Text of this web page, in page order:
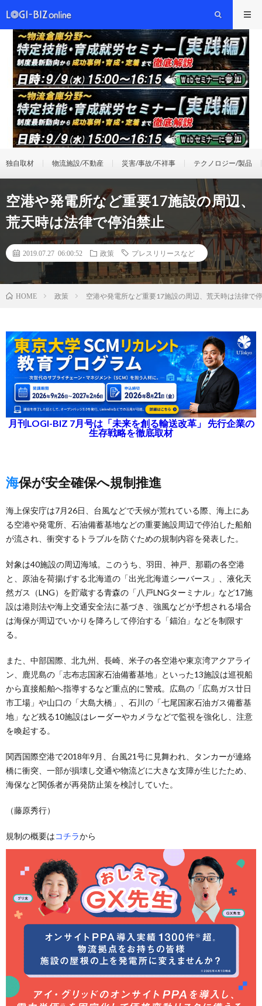
独自取材 物流施設/不動産 災害/事故/不祥事 テクノロジー/製品
空港や発電所など重要17施設の周辺、
荒天時は法律で停泊禁止
2019.07.27 06:00:52 政策 プレスリリースなど
HOME 政策 空港や発電所など重要17施設の周辺、荒天時は法律で
月刊LOGI-BIZ 7月号は「未来を創る輸送改革」 先行企業の
生存戦略を徹底取材
海保が安全確保へ規制推進
海上保安庁は7月26日、台風などで天候が荒れている際、海上にあ
る空港や発電所、石油備蓄基地などの重要施設周辺で停泊した船舶
が流され、衝突するトラブルを防ぐための規制内容を発表した。
対象は40施設の周辺海域。このうち、羽田、神戸、那覇の各空港
と、原油を荷揚げする北海道の「出光北海道シーバース」、液化天
然ガス（LNG）を貯蔵する青森の「八戸LNGターミナル」など17施
設は港則法や海上交通安全法に基づき、強風などが予想される場合
は海保が周辺でいかりを降ろして停泊する「錨泊」などを制限す
る。
また、中部国際、北九州、長崎、米子の各空港や東京湾アクアライ
ン、鹿児島の「志布志国家石油備蓄基地」といった13施設は巡視船
から直接船舶へ指導するなど重点的に警戒。広島の「広島ガス廿日
市工場」や山口の「大島大橋」、石川の「七尾国家石油ガス備蓄基
地」など残る10施設はレーダーやカメラなどで監視を強化し、注意
を喚起する。
関西国際空港で2018年9月、台風21号に見舞われ、タンカーが連絡
橋に衝突、一部が損壊し交通や物流どに大きな支障が生じたため、
海保など関係者が再発防止策を検討していた。
（藤原秀行）
規制の概要はコチラから